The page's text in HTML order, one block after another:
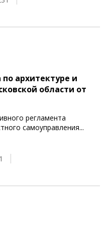
архитектуре и
области от
регламента
самоуправления...